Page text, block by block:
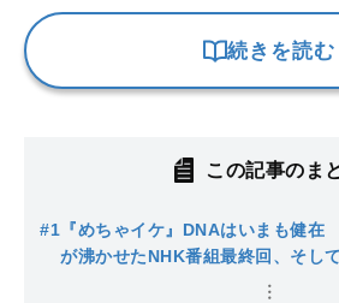
続きを読む
この記事のま
#1 『めちゃイケ』DNAはいまも健
が沸かせたNHK番組最終回、そし